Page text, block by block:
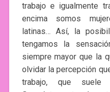
trabajo e igualmente
encima somos
latinas… Así, la
tengamos la
siempre mayor que la
olvidar la percepción
trabajo, que suele